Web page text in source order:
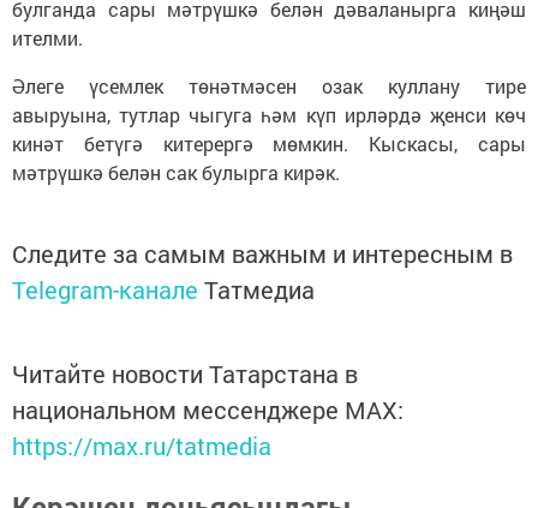
булганда сары мәтрүшкә белән дәваланырга киңәш
ителми.
Әлеге үсемлек төнәтмәсен озак куллану тире
авыруына, тутлар чыгуга һәм күп ирләрдә җенси көч
кинәт бетүгә китерергә мөмкин. Кыскасы, сары
мәтрүшкә белән сак булырга кирәк.
Следите за самым важным и интересным в
Telegram-канале Татмедиа
Читайте новости Татарстана в
национальном мессенджере MАХ:
https://max.ru/tatmedia